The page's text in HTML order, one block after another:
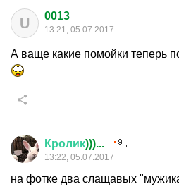
U 0013
13:21, 05.07.2017
А ваще какие помойки теперь
Кролик)))...
13:22, 05.07.2017
на фотке два слащавых